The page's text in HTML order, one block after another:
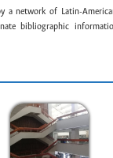
a network of Latin-
bibliographic